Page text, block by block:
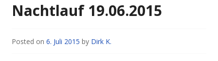
Nachtlauf 19.06.2015
Posted on 6. Juli 2015 by Dirk K.